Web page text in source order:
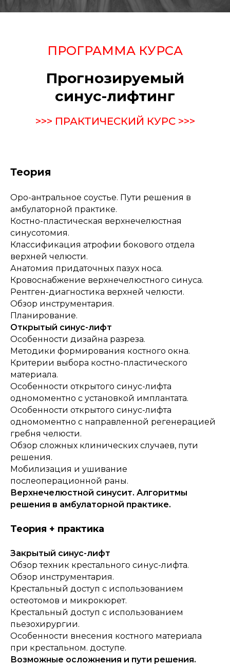
ПРОГРАММА КУРСА
Прогнозируемый
синус-лифтинг
>>> ПРАКТИЧЕСКИЙ КУРС >>>
Теория
Оро-антральное соустье. Пути решения в
амбулаторной практике.
Костно-пластическая верхнечелюстная
синусотомия.
Классификация атрофии бокового отдела
верхней челюсти.
Анатомия придаточных пазух носа.
Кровоснабжение верхнечелюстного синуса.
Рентген-диагностика верхней челюсти.
Обзор инструментария.
Планирование.
Открытый синус-лифт
Особенности дизайна разреза.
Методики формирования костного окна.
Критерии выбора костно-пластического
материала.
Особенности открытого синус-лифта
одномоментно с установкой имплантата.
Особенности открытого синус-лифта
одномоментно с направленной регенерацией
гребня челюсти.
Обзор сложных клинических случаев, пути
решения.
Мобилизация и ушивание
послеоперационной раны.
Верхнечелюстной синусит. Алгоритмы
решения в амбулаторной практике.
Теория + практика
Закрытый синус-лифт
Обзор техник крестального синус-лифта.
Обзор инструментария.
Крестальный доступ с использованием
остеотомов и микрокюрет.
Крестальный доступ с использованием
пьезохирургии.
Особенности внесения костного материала
при крестальном. доступе.
Возможные осложнения и пути решения.